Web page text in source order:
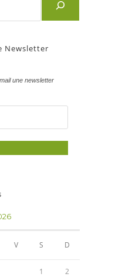
Newsletter
une newsletter
V S D
1 2